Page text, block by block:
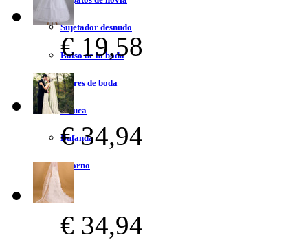
Sujetador desnudo
Bolso de la boda
Flores de boda
Peluca
Bufanda
Adorno
€ 19,58
€ 34,94
€ 34,94